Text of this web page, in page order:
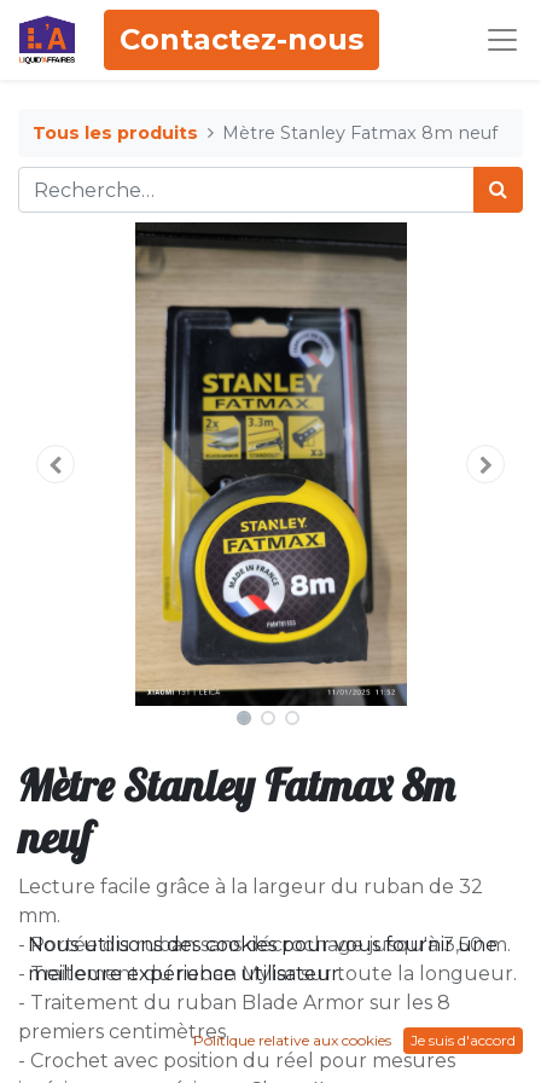
Contactez-nous
Tous les produits Mètre Stanley Fatmax 8m neuf
Mètre Stanley Fatmax 8m
neuf
Lecture facile grâce à la largeur du ruban de 32
mm.
- Portée du ruban sans décrochage jusqu'à 3,50 m.
- Traitement du ruban Mylar sur toute la longueur.
- Traitement du ruban Blade Armor sur les 8
premiers centimètres.
- Crochet avec position du réel pour mesures
Nous utilisons des cookies pour vous fournir une
meilleure expérience utilisateur.
Politique relative aux cookies Je suis d'accord